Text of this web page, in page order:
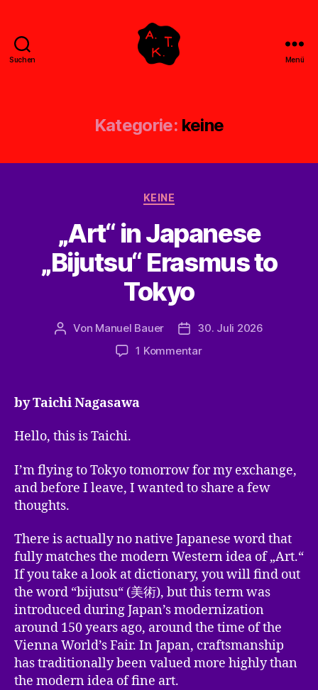
Suchen Menü
Kategorie: keine
Kategorien
KEINE
„Art“ in Japanese
„Bijutsu“ Erasmus to
Tokyo
Beitragsautor
Von Manuel Bauer Veröffentlichungsdatum
30. Juli 2026
1 Kommentarzu
by Taichi Nagasawa
Hello, this is Taichi.
I’m flying to Tokyo tomorrow for my exchange,
and before I leave, I wanted to share a few
thoughts.
There is actually no native Japanese word that
fully matches the modern Western idea of „Art.“
If you take a look at dictionary, you will find out
the word “bijutsu“ (美術), but this term was
introduced during Japan’s modernization
around 150 years ago, around the time of the
Vienna World’s Fair. In Japan, craftsmanship
has traditionally been valued more highly than
the modern idea of fine art.